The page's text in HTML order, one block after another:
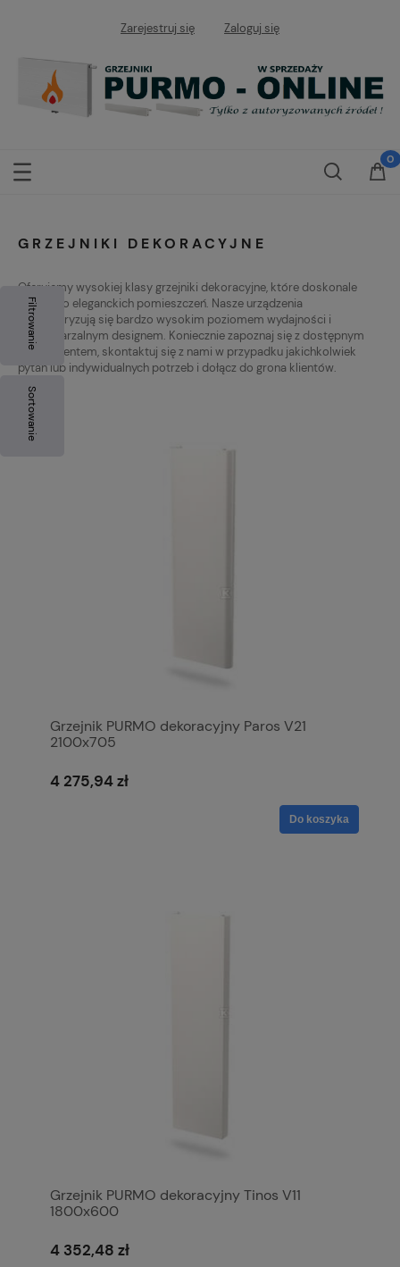
Zarejestruj się Zaloguj się
GRZEJNIKI DEKORACYJNE
Oferujemy wysokiej klasy grzejniki dekoracyjne, które doskonale
pasują do eleganckich pomieszczeń. Nasze urządzenia
charakteryzują się bardzo wysokim poziomem wydajności i
niepowtarzalnym designem. Koniecznie zapoznaj się z dostępnym
asortymentem, skontaktuj się z nami w przypadku jakichkolwiek
pytań lub indywidualnych potrzeb i dołącz do grona klientów.
Grzejnik PURMO dekoracyjny Paros V21
2100x705
4 275,94 zł
Do koszyka
Grzejnik PURMO dekoracyjny Tinos V11
1800x600
4 352,48 zł
Filtrowanie
Sortowanie